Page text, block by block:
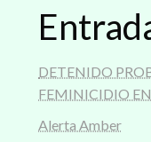
DETENIDO
FEMINICIDIO
Alerta Amber